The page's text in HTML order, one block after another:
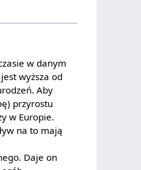
w danym
wyższa od
Aby
przyrostu
w Europie.
na to mają
Daje on